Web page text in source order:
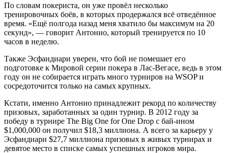
По словам покериста, он уже провёл несколько
тренировочных боёв, в которых продержался всё отведённое
время. «Ещё полгода назад меня хватило бы максимум на 20
секунд», — говорит Антонио, который тренируется по 10
часов в неделю.
Также Эсфандиари уверен, что бой не помешает его
подготовке к Мировой серии покера в Лас-Вегасе, ведь в этом
году он не собирается играть много турниров на WSOP и
сосредоточится только на самых крупных.
Кстати, именно Антонио принадлежит рекорд по количеству
призовых, заработанных за один турнир. В 2012 году за
победу в турнире The Big One for One Drop с бай-ином
$1,000,000 он получил $18,3 миллиона. А всего за карьеру у
Эсфандиари $27,7 миллиона призовых в живых турнирах и
девятое место в списке самых успешных игроков мира.